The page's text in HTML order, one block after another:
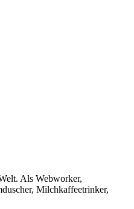
Als Webworker,
Milchkaffeetrinker,